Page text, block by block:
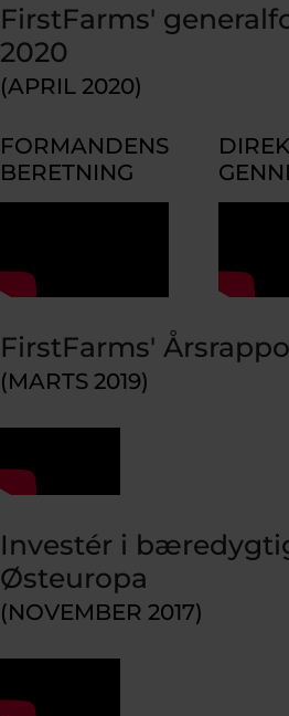
FirstFarms'
2020
(APRIL 2020)
FORMANDENS
BERETNING
FirstFarms'
(MARTS 2019)
Investér i
Østeuropa
(NOVEMBER 2017)